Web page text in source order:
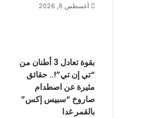
أغسطس 6, 2026
بقوة تعادل 3 أطنان من
“تي إن تي”!.. حقائق
مثيرة عن اصطدام
صاروخ “سبيس إكس”
بالقمر غدا